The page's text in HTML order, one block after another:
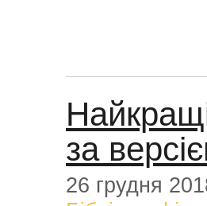
за
26 грудня